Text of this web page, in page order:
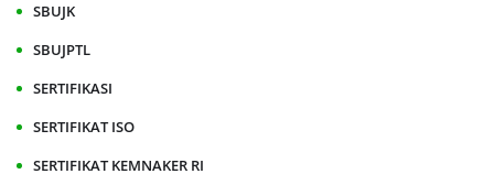
SBUJK
SBUJPTL
SERTIFIKASI
SERTIFIKAT ISO
SERTIFIKAT KEMNAKER RI